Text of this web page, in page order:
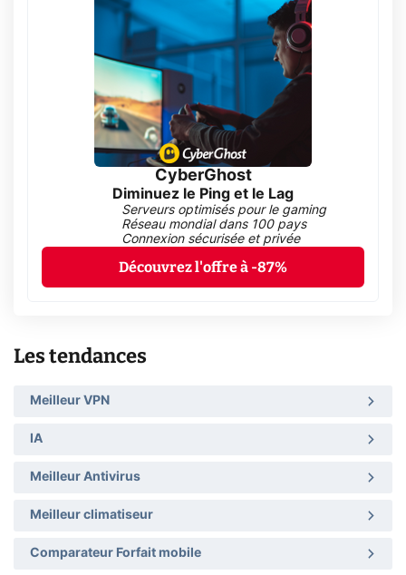
CyberGhost
Diminuez le Ping et le Lag
Serveurs optimisés pour le gaming
Réseau mondial dans 100 pays
Connexion sécurisée et privée
Découvrez l'offre à -87%
Les tendances
Meilleur VPN
IA
Meilleur Antivirus
Meilleur climatiseur
Comparateur Forfait mobile